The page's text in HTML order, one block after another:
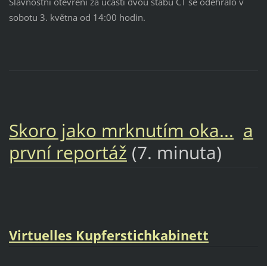
sobotu 3. května od 14:00 hodin.
Skoro jako mrknutím oka... a
první reportáž (7. minuta)
Virtuelles Kupferstichkabinett